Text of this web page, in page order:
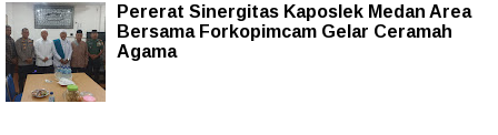
Pererat Sinergitas Kaposlek Medan Area
Bersama Forkopimcam Gelar Ceramah
Agama